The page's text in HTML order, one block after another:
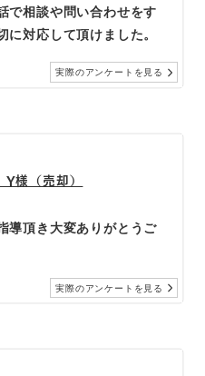
で相談や問い合わせをす
対応して頂けました。
実際のアンケートを見る
様（売却）
導頂き大変ありがとうご
実際のアンケートを見る